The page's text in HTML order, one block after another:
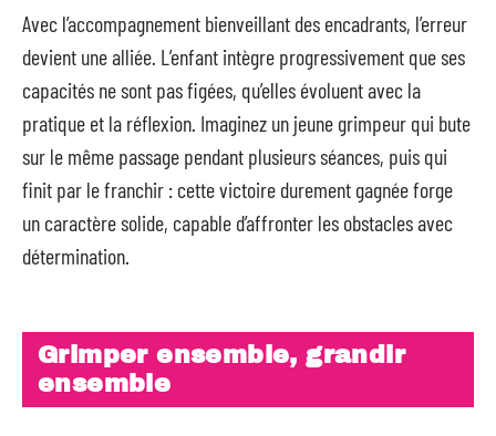
Avec l’accompagnement bienveillant des encadrants, l’erreur
devient une alliée. L’enfant intègre progressivement que ses
capacités ne sont pas figées, qu’elles évoluent avec la
pratique et la réflexion. Imaginez un jeune grimpeur qui bute
sur le même passage pendant plusieurs séances, puis qui
finit par le franchir : cette victoire durement gagnée forge
un caractère solide, capable d’affronter les obstacles avec
détermination.
Grimper ensemble, grandir
ensemble